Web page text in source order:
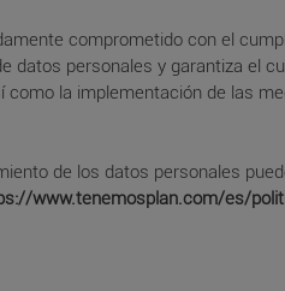
comprometido con el
datos personales y garantiza el
la implementación de las
de los datos personales
www.tenemosplan.com/es/